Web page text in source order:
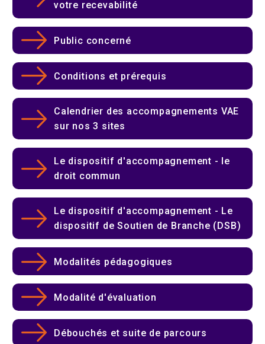
votre recevabilité
Public concerné
Conditions et prérequis
Calendrier des accompagnements VAE
sur nos 3 sites
Le dispositif d'accompagnement - le
droit commun
Le dispositif d'accompagnement - Le
dispositif de Soutien de Branche (DSB)
Modalités pédagogiques
Modalité d'évaluation
Débouchés et suite de parcours